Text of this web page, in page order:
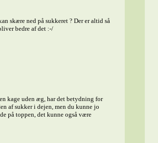
skære ned på sukkeret ? Der er altid så
bedre af det :-/
kage uden æg, har det betydning for
af sukker i dejen, men du kunne jo
på toppen, det kunne også være